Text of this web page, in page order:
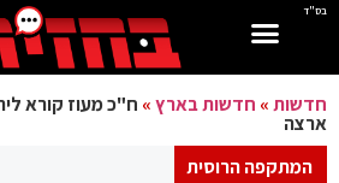
בס"ד
חדשות» חדשות בארץ» ח"כ מעוז קורא
ארצה
המתקפה הרוסית